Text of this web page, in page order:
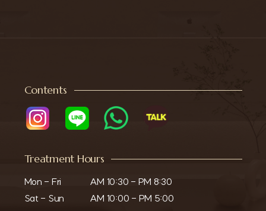
Contents
Treatment Hours
Mon - Fri
Sat - Sun
AM 10:30 - PM 8:30
AM 10:00 - PM 5:00